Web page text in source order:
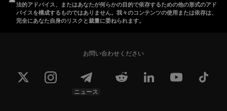
法的アドバイス、またはあなたが何らかの目的で依存するための他の形式のアド
バイスを構成するものではありません。我々のコンテンツの使用または依存は、
完全にあなた自身のリスクと裁量に委ねられます。
お問い合わせください
ニュース